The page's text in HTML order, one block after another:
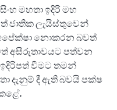
මහතා ඉදිරි මහ
ජාතික ලැයිස්තුවෙන්
නොකරන බවත්
අසීරුතාවයට පත්වන
වීමට තමන්
දැනුම් දී ඇති බවයි පක්ෂ